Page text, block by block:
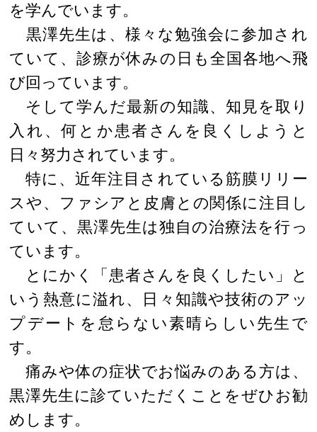
を学んでいます。
黒澤先生は、様々な勉強会に参加され
ていて、診療が休みの日も全国各地へ飛
び回っています。
そして学んだ最新の知識、知見を取り
入れ、何とか患者さんを良くしようと
日々努力されています。
特に、近年注目されている筋膜リリー
スや、ファシアと皮膚との関係に注目し
ていて、黒澤先生は独自の治療法を行っ
ています。
とにかく「患者さんを良くしたい」と
いう熱意に溢れ、日々知識や技術のアッ
プデートを怠らない素晴らしい先生で
す。
痛みや体の症状でお悩みのある方は、
黒澤先生に診ていただくことをぜひお勧
めします。